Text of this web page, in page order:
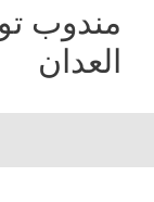
مندوب
العدان